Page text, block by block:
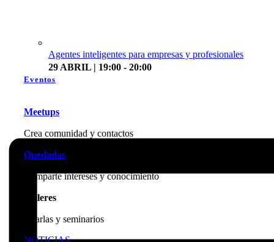
Agentes inteligentes para empresas y profesionales
29 ABRIL | 19:00 - 20:00
Eventos
Meetups
Crea comunidad y contactos
Quedadas
Comparte intereses y conocimiento
Talleres
Charlas y seminarios
NOTICIAS